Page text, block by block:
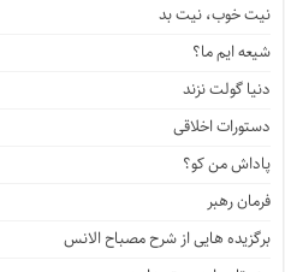
نیت خوب، نیت بد
شیعه ایم ما؟
دنیا گولت نزند
دستورات اخلاقی
پاداش من کو؟
فرمان رهبر
برگزیده هایی از شرح مصباح الانس